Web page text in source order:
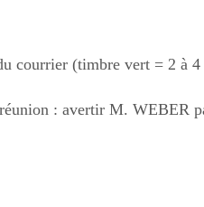
courrier (timbre vert = 2 à
: avertir M. WEBER